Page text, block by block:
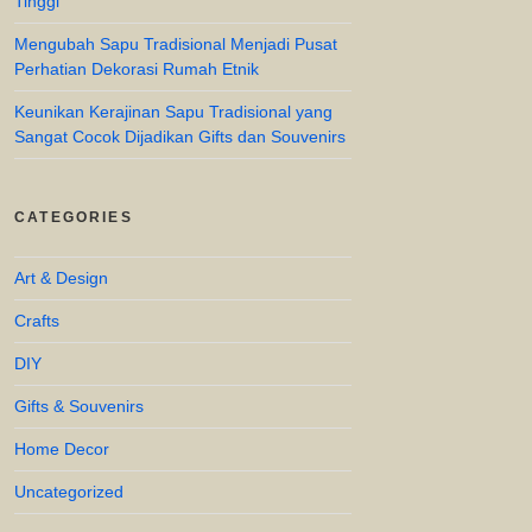
Mengubah Sapu Tradisional Menjadi Pusat
Perhatian Dekorasi Rumah Etnik
Keunikan Kerajinan Sapu Tradisional yang
Sangat Cocok Dijadikan Gifts dan Souvenirs
CATEGORIES
Art & Design
Crafts
DIY
Gifts & Souvenirs
Home Decor
Uncategorized